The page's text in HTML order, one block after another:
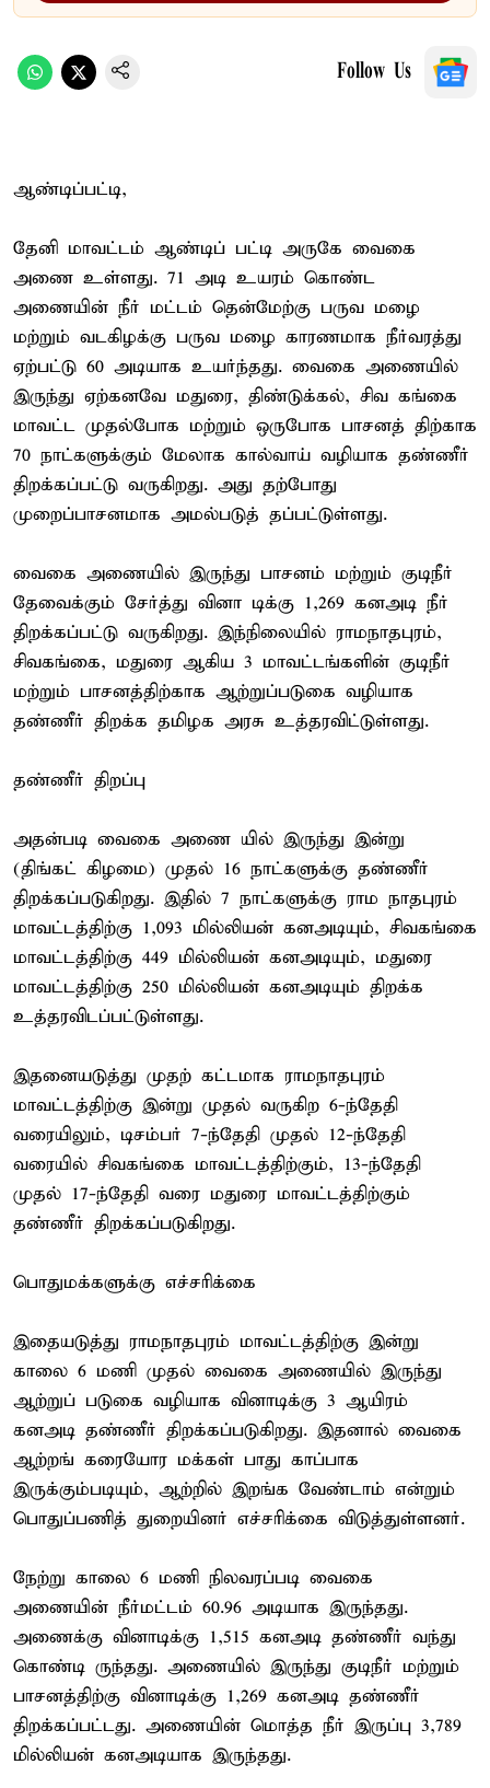
Follow Us
ஆண்டிப்பட்டி,
தேனி மாவட்டம் ஆண்டிப் பட்டி அருகே வைகை
அணை உள்ளது. 71 அடி உயரம் கொண்ட
அணையின் நீர் மட்டம் தென்மேற்கு பருவ மழை
மற்றும் வடகிழக்கு பருவ மழை காரணமாக நீர்வரத்து
ஏற்பட்டு 60 அடியாக உயர்ந்தது. வைகை அணையில்
இருந்து ஏற்கனவே மதுரை, திண்டுக்கல், சிவ கங்கை
மாவட்ட முதல்போக மற்றும் ஒருபோக பாசனத் திற்காக
70 நாட்களுக்கும் மேலாக கால்வாய் வழியாக தண்ணீர்
திறக்கப்பட்டு வருகிறது. அது தற்போது
முறைப்பாசனமாக அமல்படுத் தப்பட்டுள்ளது.
வைகை அணையில் இருந்து பாசனம் மற்றும் குடிநீர்
தேவைக்கும் சேர்த்து வினா டிக்கு 1,269 கனஅடி நீர்
திறக்கப்பட்டு வருகிறது. இந்நிலையில் ராமநாதபுரம்,
சிவகங்கை, மதுரை ஆகிய 3 மாவட்டங்களின் குடிநீர்
மற்றும் பாசனத்திற்காக ஆற்றுப்படுகை வழியாக
தண்ணீர் திறக்க தமிழக அரசு உத்தரவிட்டுள்ளது.
தண்ணீர் திறப்பு
அதன்படி வைகை அணை யில் இருந்து இன்று
(திங்கட் கிழமை) முதல் 16 நாட்களுக்கு தண்ணீர்
திறக்கப்படுகிறது. இதில் 7 நாட்களுக்கு ராம நாதபுரம்
மாவட்டத்திற்கு 1,093 மில்லியன் கனஅடியும், சிவகங்கை
மாவட்டத்திற்கு 449 மில்லியன் கனஅடியும், மதுரை
மாவட்டத்திற்கு 250 மில்லியன் கனஅடியும் திறக்க
உத்தரவிடப்பட்டுள்ளது.
இதனையடுத்து முதற் கட்டமாக ராமநாதபுரம்
மாவட்டத்திற்கு இன்று முதல் வருகிற 6-ந்தேதி
வரையிலும், டிசம்பர் 7-ந்தேதி முதல் 12-ந்தேதி
வரையில் சிவகங்கை மாவட்டத்திற்கும், 13-ந்தேதி
முதல் 17-ந்தேதி வரை மதுரை மாவட்டத்திற்கும்
தண்ணீர் திறக்கப்படுகிறது.
பொதுமக்களுக்கு எச்சரிக்கை
இதையடுத்து ராமநாதபுரம் மாவட்டத்திற்கு இன்று
காலை 6 மணி முதல் வைகை அணையில் இருந்து
ஆற்றுப் படுகை வழியாக வினாடிக்கு 3 ஆயிரம்
கனஅடி தண்ணீர் திறக்கப்படுகிறது. இதனால் வைகை
ஆற்றங் கரையோர மக்கள் பாது காப்பாக
இருக்கும்படியும், ஆற்றில் இறங்க வேண்டாம் என்றும்
பொதுப்பணித் துறையினர் எச்சரிக்கை விடுத்துள்ளனர்.
நேற்று காலை 6 மணி நிலவரப்படி வைகை
அணையின் நீர்மட்டம் 60.96 அடியாக இருந்தது.
அணைக்கு வினாடிக்கு 1,515 கனஅடி தண்ணீர் வந்து
கொண்டி ருந்தது. அணையில் இருந்து குடிநீர் மற்றும்
பாசனத்திற்கு வினாடிக்கு 1,269 கனஅடி தண்ணீர்
திறக்கப்பட்டது. அணையின் மொத்த நீர் இருப்பு 3,789
மில்லியன் கனஅடியாக இருந்தது.